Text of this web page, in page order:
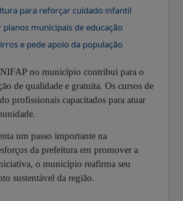
para reforçar cuidado infantil
municipais de educação
e pede apoio da população
no município contribui para o
de qualidade e gratuita. Os cursos de
profissionais capacitados para atuar
um passo importante na
da prefeitura em promover a
o município reafirma seu
sustentável da região.